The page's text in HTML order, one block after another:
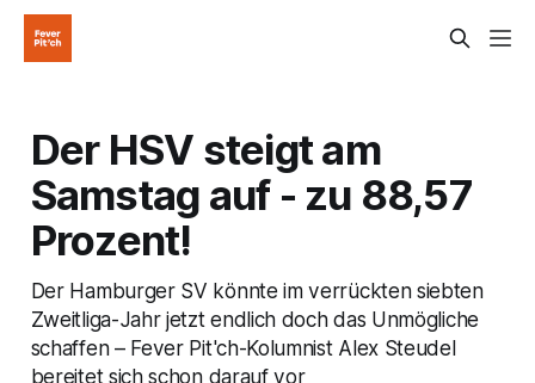
Der HSV steigt am
Samstag auf - zu 88,57
Prozent!
Der Hamburger SV könnte im verrückten siebten
Zweitliga-Jahr jetzt endlich doch das Unmögliche
schaffen – Fever Pit'ch-Kolumnist Alex Steudel
bereitet sich schon darauf vor